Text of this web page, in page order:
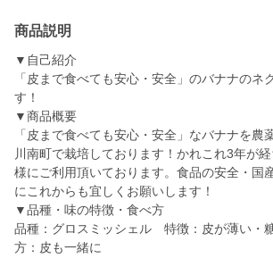
商品説明
▼自己紹介
「皮まで食べても安心・安全」のバナナのネ
す！
▼商品概要
「皮まで食べても安心・安全」なバナナを農
川南町で栽培しております！かれこれ3年が
様にご利用頂いております。食品の安全・国
にこれからも宜しくお願いします！
▼品種・味の特徴・食べ方
品種：グロスミッシェル 特徴：皮が薄い・
方：皮も一緒に